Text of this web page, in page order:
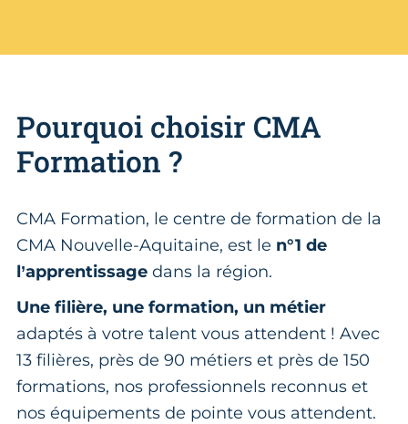
Pourquoi choisir CMA
Formation ?
CMA Formation, le centre de formation de la
CMA Nouvelle-Aquitaine, est le n°1 de
l’apprentissage dans la région.
Une filière, une formation, un métier
adaptés à votre talent vous attendent ! Avec
13 filières, près de 90 métiers et près de 150
formations, nos professionnels reconnus et
nos équipements de pointe vous attendent.